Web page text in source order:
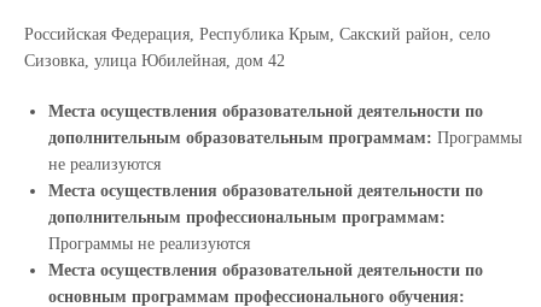
Российская Федерация, Республика Крым, Сакский район, село
Сизовка, улица Юбилейная, дом 42
Места осуществления образовательной деятельности по
дополнительным образовательным программам: Программы
не реализуются
Места осуществления образовательной деятельности по
дополнительным профессиональным программам:
Программы не реализуются
Места осуществления образовательной деятельности по
основным программам профессионального обучения: